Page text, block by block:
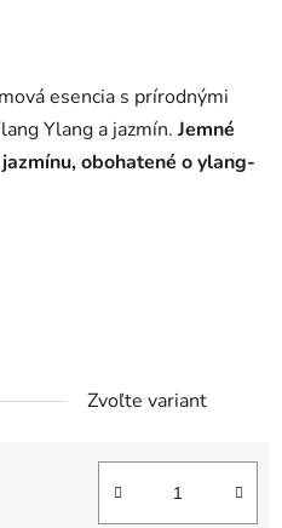
esencia s prírodnými
Ylang a jazmín. Jemné
obohatené o ylang-
Zvoľte variant